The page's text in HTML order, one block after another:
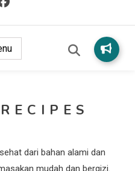
dari bahan alami dan
mudah dan bergizi.